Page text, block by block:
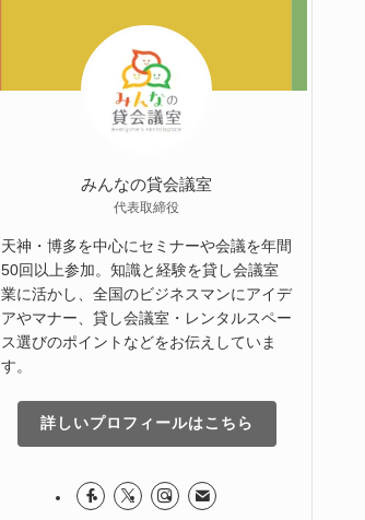
みんなの貸会議室
代表取締役
天神・博多を中心にセミナーや会議を年間
50回以上参加。知識と経験を貸し会議室
業に活かし、全国のビジネスマンにアイデ
アやマナー、貸し会議室・レンタルスペー
ス選びのポイントなどをお伝えしていま
す。
詳しいプロフィールはこちら